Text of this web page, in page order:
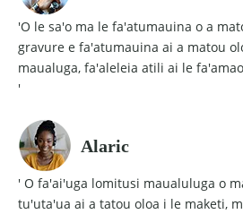
'O le sa'o ma le fa'atumauina o a
gravure e fa'atumauina ai a matou
maualuga, fa'aleleia atili ai le
'
Alaric
' O fa'ai'uga lomitusi maualuluga o
tu'uta'ua ai a tatou oloa i le maketi,